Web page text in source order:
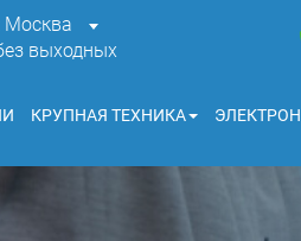
Москва
выходных
КРУПНАЯ ТЕХНИКА